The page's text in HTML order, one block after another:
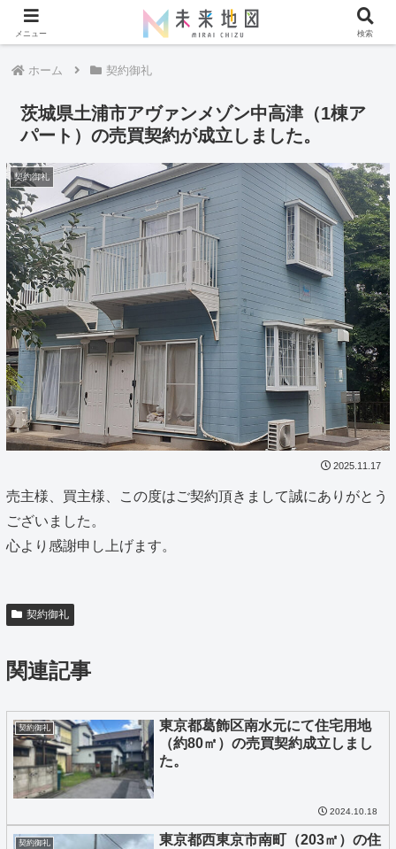
ホーム 契約御礼
茨城県土浦市アヴァンメゾン中高津（1棟ア
パート）の売買契約が成立しました。
契約御礼
2025.11.17
売主様、買主様、この度はご契約頂きまして誠にありがとう
ございました。
心より感謝申し上げます。
契約御礼
関連記事
契約御礼
東京都葛飾区南水元にて住宅用地
（約80㎡）の売買契約成立しまし
た。
2024.10.18
契約御礼
東京都西東京市南町（203㎡）の住
メニュー 検索